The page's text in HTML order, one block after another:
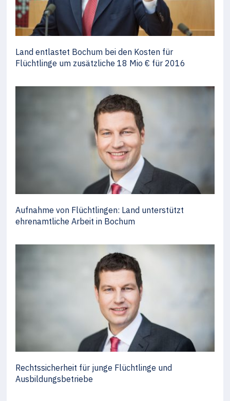
Land entlastet Bochum bei den Kosten für
Flüchtlinge um zusätzliche 18 Mio € für 2016
Aufnahme von Flüchtlingen: Land unterstützt
ehrenamtliche Arbeit in Bochum
Rechtssicherheit für junge Flüchtlinge und
Ausbildungsbetriebe